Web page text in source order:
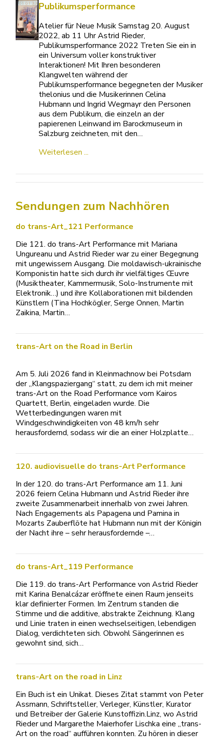
Publikumsperformance
Atelier für Neue Musik Samstag 20. August
2022, ab 11 Uhr Astrid Rieder,
Publikumsperformance 2022 Treten Sie ein in
ein Universum voller konstruktiver
Interaktionen! Mit Ihren besonderen
Klangwelten während der
Publikumsperformance begegneten der Musiker
thelonius und die Musikerinnen Celina
Hubmann und Ingrid Wegmayr den Personen
aus dem Publikum, die einzeln an der
papierenen Leinwand im Barockmuseum in
Salzburg zeichneten, mit den…
Weiterlesen ...
Sendungen zum Nachhören
do trans-Art_121 Performance
Die 121. do trans-Art Performance mit Mariana
Ungureanu und Astrid Rieder war zu einer Begegnung
mit ungewissem Ausgang. Die moldawisch-ukrainische
Komponistin hatte sich durch ihr vielfältiges Œuvre
(Musiktheater, Kammermusik, Solo-Instrumente mit
Elektronik…) und ihre Kollaborationen mit bildenden
Künstlern (Tina Hochkögler, Serge Onnen, Martin
Zaikina, Martin…
trans-Art on the Road in Berlin
Am 5. Juli 2026 fand in Kleinmachnow bei Potsdam
der „Klangspaziergang“ statt, zu dem ich mit meiner
trans-Art on the Road Performance vom Kairos
Quartett, Berlin, eingeladen wurde. Die
Wetterbedingungen waren mit
Windgeschwindigkeiten von 48 km/h sehr
herausfordernd, sodass wir die an einer Holzplatte…
120. audiovisuelle do trans-Art Performance
In der 120. do trans-Art Performance am 11. Juni
2026 feiern Celina Hubmann und Astrid Rieder ihre
zweite Zusammenarbeit innerhalb von zwei Jahren.
Nach Engagements als Papagena und Pamina in
Mozarts Zauberflöte hat Hubmann nun mit der Königin
der Nacht ihre – sehr herausfordernde –…
do trans-Art_119 Performance
Die 119. do trans-Art Performance von Astrid Rieder
mit Karina Benalcázar eröffnete einen Raum jenseits
klar definierter Formen. Im Zentrum standen die
Stimme und die additive, abstrakte Zeichnung. Klang
und Linie traten in einen wechselseitigen, lebendigen
Dialog, verdichteten sich. Obwohl Sängerinnen es
gewohnt sind, sich…
trans-Art on the road in Linz
Ein Buch ist ein Unikat. Dieses Zitat stammt von Peter
Assmann, Schriftsteller, Verleger, Künstler, Kurator
und Betreiber der Galerie Kunstoffizin.Linz, wo Astrid
Rieder und Margarethe Maierhofer Lischka eine „trans-
Art on the road“ aufführen konnten. Zu hören in dieser